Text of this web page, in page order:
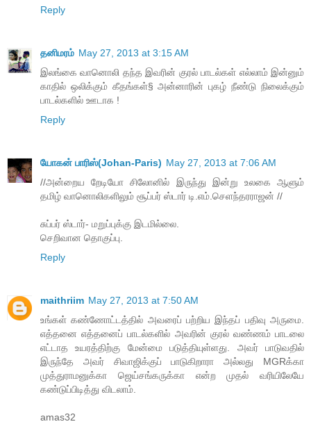
Reply
தனிமரம் May 27, 2013 at 3:15 AM
இலங்கை வானொலி தந்த இவரின் குரல் பாடல்கள் எல்லாம் இன்னும்
காதில் ஒலிக்கும் கீதங்கள்§ அன்னாரின் புகழ் நீண்டு நிலைக்கும்
பாடல்களில் ஊடாக !
Reply
யோகன் பாரிஸ்(Johan-Paris) May 27, 2013 at 7:06 AM
//அன்றைய றேடியோ சிலோனில் இருந்து இன்று உலகை ஆளும்
தமிழ் வானொலிகளிலும் சூப்பர் ஸ்டார் டி.எம்.செளந்தரராஜன் //
சுப்பர் ஸ்டார்- மறுப்புக்கு இடமில்லை.
செறிவான தொகுப்பு.
Reply
maithriim May 27, 2013 at 7:50 AM
உங்கள் கண்ணோட்டத்தில் அவரைப் பற்றிய இந்தப் பதிவு அருமை.
எத்தனை எத்தனைப் பாடல்களில் அவரின் குரல் வண்ணம் பாடலை
எட்டாத உயரத்திற்கு மேன்மை படுத்தியுள்ளது. அவர் பாடுவதில்
இருந்தே அவர் சிவாஜிக்குப் பாடுகிறாரா அல்லது MGRக்கா
முத்துராமனுக்கா ஜெய்சங்கருக்கா என்ற முதல் வரியிலேயே
கண்டுப்பிடித்து விடலாம்.
amas32